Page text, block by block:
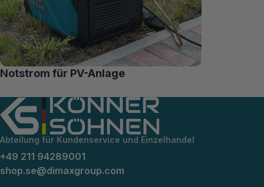
Notstrom für PV-Anlage
Abteilung für Kundenservice und Einzelhandel
+49 211 94289001
shop.se@dimaxgroup.com